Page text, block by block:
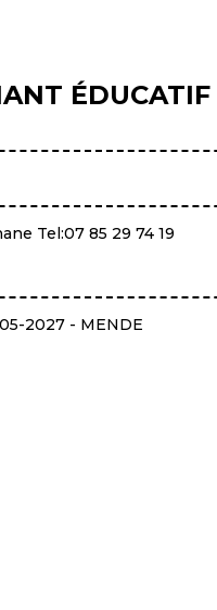
ÉDUCATIF
Tel:07 85 29 74 19
2027 - MENDE